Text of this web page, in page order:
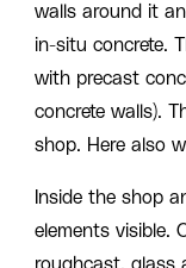
walls around it
in-situ concrete.
with precast
concrete walls).
shop. Here also
Inside the shop
elements visible.